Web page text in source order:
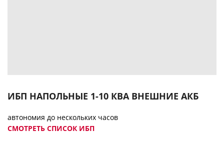
ИБП НАПОЛЬНЫЕ 1-10 КВА ВНЕШНИЕ АКБ
автономия до нескольких часов
СМОТРЕТЬ СПИСОК ИБП